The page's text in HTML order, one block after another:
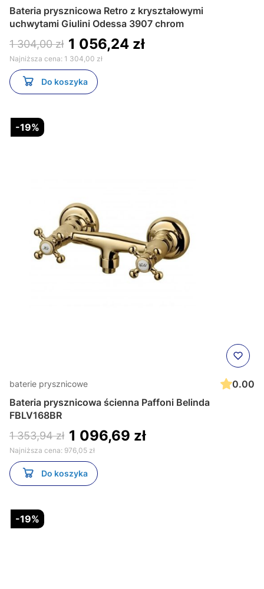
Bateria prysznicowa Retro z kryształowymi
uchwytami Giulini Odessa 3907 chrom
1 304,00 zł 1 056,24 zł
Najniższa cena: 1 304,00 zł
Do koszyka
-19%
baterie prysznicowe
0.00
Bateria prysznicowa ścienna Paffoni Belinda
FBLV168BR
1 353,94 zł 1 096,69 zł
Najniższa cena: 976,05 zł
Do koszyka
-19%